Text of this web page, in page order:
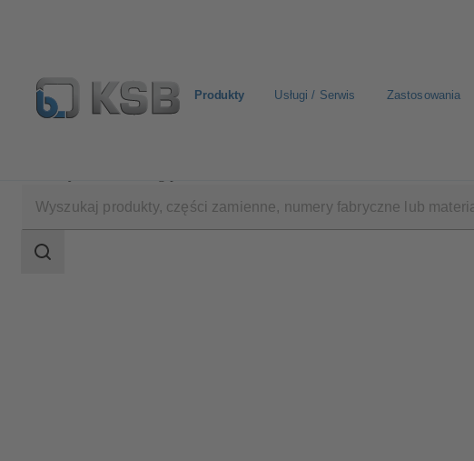
Produkty Usługi / Serwis Zastosowania
wyszukiwania
Zakres